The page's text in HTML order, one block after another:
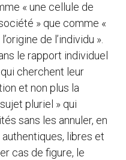
« une cellule de
» que comme «
de l’individu ».
le rapport individuel
cherchent leur
et non plus la
sujet pluriel » qui
sans les annuler, en
libres et
cas de figure, le